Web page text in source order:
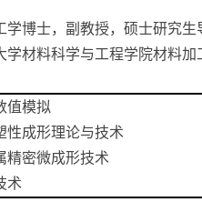
学博士，副教授，硕士研究生
学材料科学与工程学院材料加
值模拟
性成形理论与技术
精密微成形技术
术